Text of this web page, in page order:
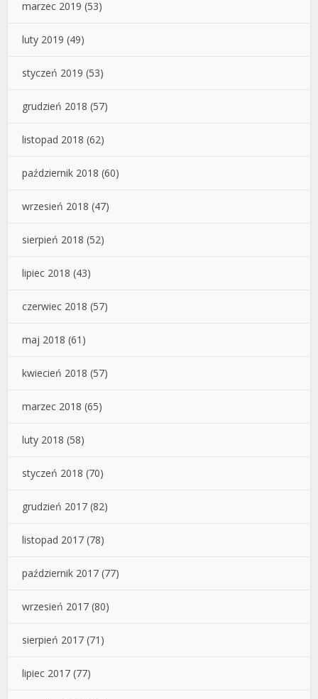
marzec 2019 (53)
luty 2019 (49)
styczeń 2019 (53)
grudzień 2018 (57)
listopad 2018 (62)
październik 2018 (60)
wrzesień 2018 (47)
sierpień 2018 (52)
lipiec 2018 (43)
czerwiec 2018 (57)
maj 2018 (61)
kwiecień 2018 (57)
marzec 2018 (65)
luty 2018 (58)
styczeń 2018 (70)
grudzień 2017 (82)
listopad 2017 (78)
październik 2017 (77)
wrzesień 2017 (80)
sierpień 2017 (71)
lipiec 2017 (77)